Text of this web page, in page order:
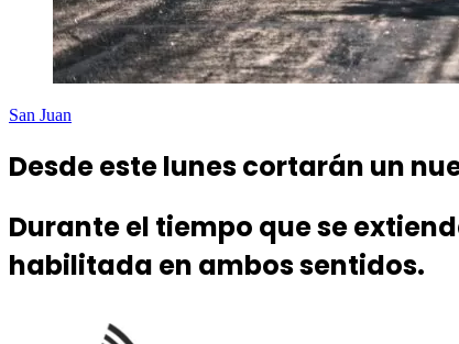
San Juan
Desde este lunes cortarán un
Durante el tiempo que se
habilitada en ambos sentidos.